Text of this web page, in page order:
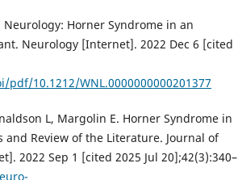
Neurology: Horner Syndrome in an
Neurology [Internet]. 2022 Dec 6 [cited
10.1212/WNL.0000000000201377
L, Margolin E. Horner Syndrome in
and Review of the Literature. Journal of
2022 Sep 1 [cited 2025 Jul 20];42(3):340–